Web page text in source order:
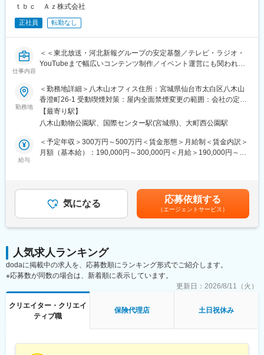
変更の範囲：会社の定める業務
これから強化していくポジションであり、初期のフェーズのた
ワンフロアで経営者との距離が近く決裁もスピード感をもって業
務を進めることが出来ます。
■同社について：
同社は、スマートフォンを通じお客さまの日常生活における決
KDDIおよびauフィナンシャルホールディングスと共に推進するた
め2019年に設立されました。従来はオンラインを中心にサービス
を提供してきましたが、オフラインでの顧客接点を持つことでよ
り多くの方にスマホ金融の魅力をお届けすることを目的としてい
人一人にオーダーメイドのマネープランを作成し、お金に関する
不安を解消する「家計見直し相談」というサービスを提供してお
に、ファイナンシャルプランナーと共にお客様一人ひとりに合わ
せた金融商品・サービスのご提案をしている成長企業です。現在4
期目ですが毎期高い成長率で推移しています。
■組織構成：
名）
変更の範囲：会社の定める業務
ｔｂｃ Ａｚ株式会社
正社員 転勤なし
仕事内容
＜＜東北放送・河北新報グループの安定基盤／テレビ・ラジオ・
YouTubeまで幅広いコンテンツ制作／イベント運営にも関われる
■業務内容：
テレビ・ラジオ番組のディレクター業務および映像編集業務を中
心にお任せいたします。情報番組やバラエティ、スポーツ中継な
どの制作に携わり、企画・撮影・編集まで一貫して担当いただき
ます。加えて、YouTubeなどのデジタルコンテンツ制作や各種イ
ベント（スポーツ・音楽・セミナー等）の運営業務にも関与いた
だきます。
・ディレクション、撮影、編集まで一貫して関われるため、制作
スキルを幅広く習得可能です。
・テレビ/ラジオに加え、YouTubeなどデジタル領域の制作にも携
・少数精鋭のため裁量が大きく、自身の企画やアイデアを反映し
やすい職場です。
・「ひるまでウォッチン！」
・「ぼんやり～ぬTV」
・「定禅寺しゃべり亭」（NHK）
勤務地
＜勤務地詳細＞八木山オフィス住所：宮城県仙台市太白区八木山
香澄町26-1 受動喫煙対策：屋内全面禁煙変更の範囲：会社の定め
る事業所
【最寄り駅】
八木山動物公園駅、国際センター駅(宮城県)、大町西公園駅
給与
＜予定年収＞300万円～500万円＜賃金形態＞月給制＜賃金内訳＞
月額（基本給）：190,000円～300,000円＜月給＞190,000円～
ります。月給(月額)は固定手当を含めた表記です。
気になる 応募依頼する
（エージェントサービス）
人気求人ランキング
dodaに掲載中の求人を、応募数順にランキング形式でご紹介します。
※応募数が同数の場合は、新着順に表示しています。
更新日： 2026/8/11（火）
クリエイター・クリエイ
ティブ職
保険代理店 土日祝休み